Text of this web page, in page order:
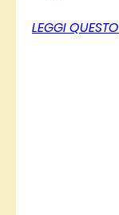
LEGGI QUESTO